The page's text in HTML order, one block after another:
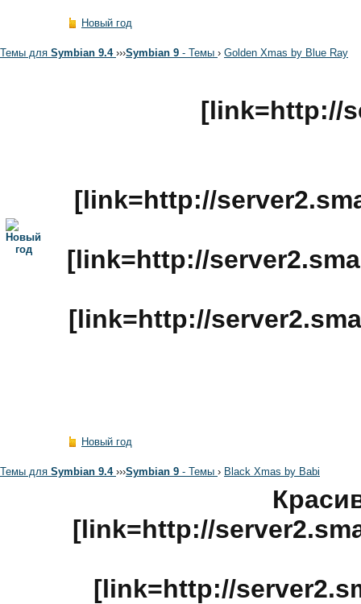
Новый год
Темы для Symbian 9.4 ›››Symbian 9 - Темы › Golden Xmas by Blue Ray
[link=http://
[link=http://
[link=http://
[link=http://
Новый год
Темы для Symbian 9.4 ›››Symbian 9 - Темы › Black Xmas by Babi
[link=http://
[link=http://